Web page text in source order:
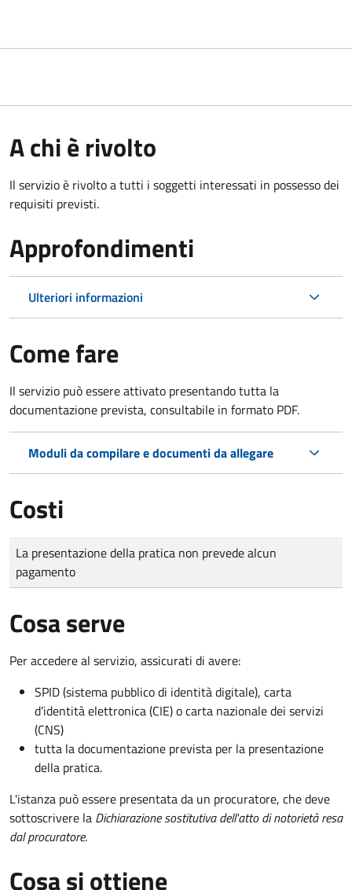
A chi è rivolto
Il servizio è rivolto a tutti i soggetti interessati in possesso dei
requisiti previsti.
Approfondimenti
Ulteriori informazioni
Come fare
Il servizio può essere attivato presentando tutta la
documentazione prevista, consultabile in formato PDF.
Moduli da compilare e documenti da allegare
Costi
Tipo di pagamento
Importo
La presentazione della pratica non prevede alcun
pagamento
Cosa serve
Per accedere al servizio, assicurati di avere:
SPID (sistema pubblico di identità digitale), carta
d’identità elettronica (CIE) o carta nazionale dei servizi
(CNS)
tutta la documentazione prevista per la presentazione
della pratica.
L'istanza può essere presentata da un procuratore, che deve
sottoscrivere la Dichiarazione sostitutiva dell'atto di notorietà resa
dal procuratore.
Cosa si ottiene